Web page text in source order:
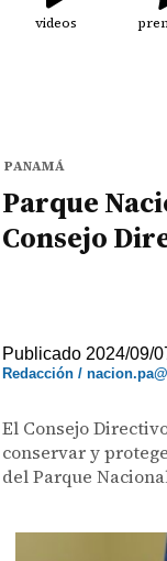
videos
PANAMÁ
Parque
Consejo
Publicado 2024/09/
Redacción /
El Consejo
conservar y
del Parque